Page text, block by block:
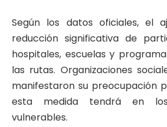
Según los datos oficiales, el
reducción significativa de
hospitales, escuelas y
las rutas. Organizaciones
manifestaron su preocupación
esta medida tendrá en
vulnerables.